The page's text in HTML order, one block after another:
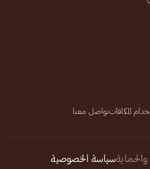
المكافآتتواصل معنا
سياسة الخصوصية